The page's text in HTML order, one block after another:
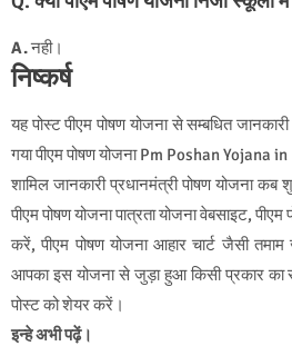
A.नही।
निष्कर्ष
यह पोस्ट पीएम पोषण योजना से सम्बधित
गया पीएम पोषण योजना Pm Poshan Yojana
शामिल जानकारी प्रधानमंत्री पोषण योजना कब
पीएम पोषण योजना पात्रता योजना वेबसाइट,
करें, पीएम पोषण योजना आहार चार्ट जैसी
आपका इस योजना से जुड़ा हुआ किसी प्रकार
पोस्ट को शेयर करें।
इन्हे अभी पढ़ें।